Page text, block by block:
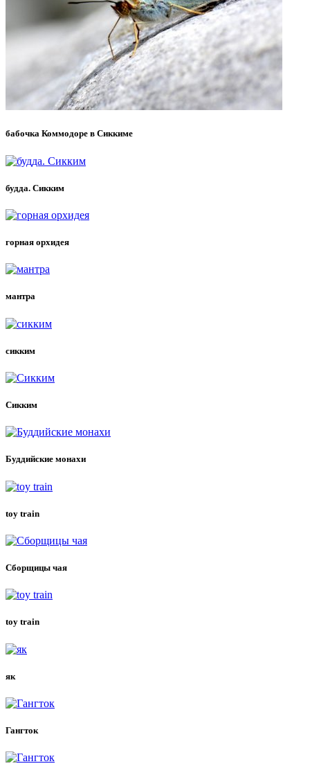
бабочка Коммодоре в Сиккиме
будда. Сикким
горная орхидея
мантра
сикким
Сикким
Буддийские монахи
toy train
Сборщицы чая
toy train
як
Гангток